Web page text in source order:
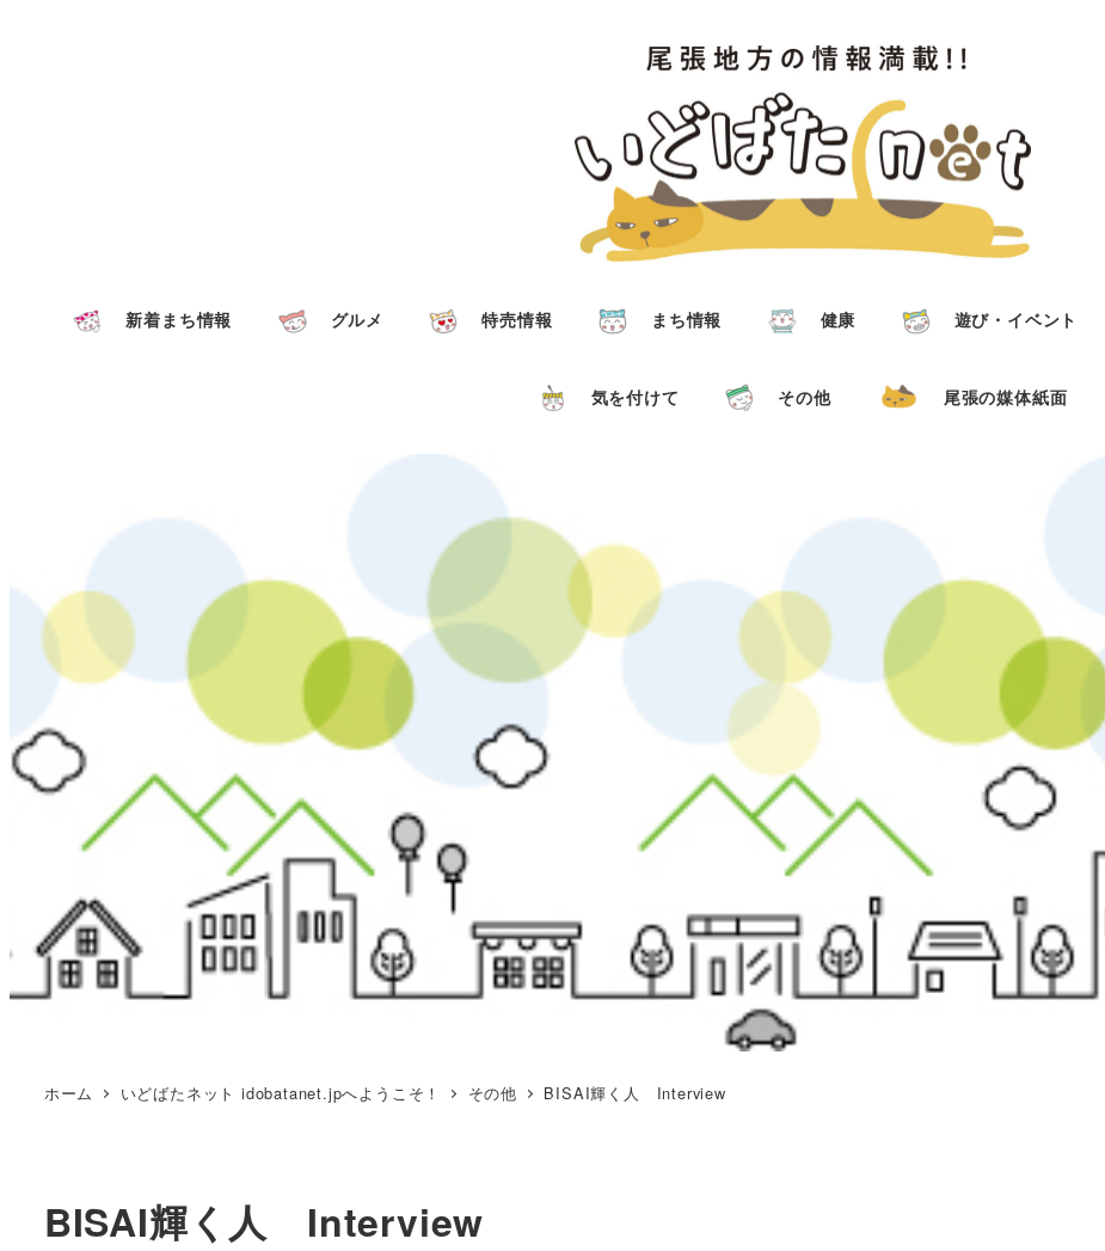
新着まち情報 グルメ 特売情報 まち情報 健康 遊び・イベント
気を付けて その他 尾張の媒体紙面
ホーム いどばたネット idobatanet.jpへようこそ！ その他 BISAI輝く人 Interview
BISAI輝く人 Interview